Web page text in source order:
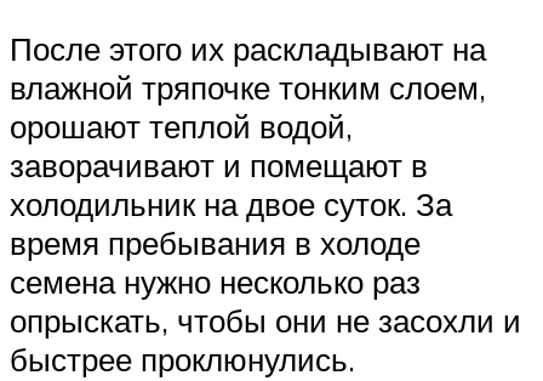
После этого их раскладывают на
влажной тряпочке тонким слоем,
орошают теплой водой,
заворачивают и помещают в
холодильник на двое суток. За
время пребывания в холоде
семена нужно несколько раз
опрыскать, чтобы они не засохли и
быстрее проклюнулись.